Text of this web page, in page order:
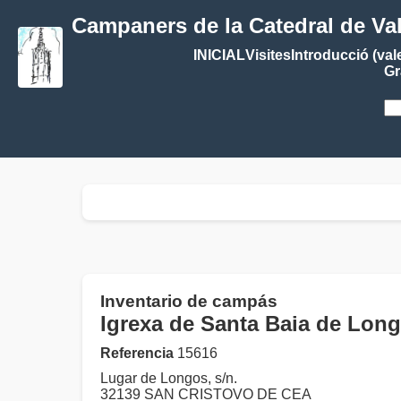
Campaners de la Catedral de
INICIALVisitesIntroducció
Inventario de campás
Igrexa de Santa Baia de
Referencia 15616
Lugar de Longos, s/n.
32139 SAN CRISTOVO DE CEA